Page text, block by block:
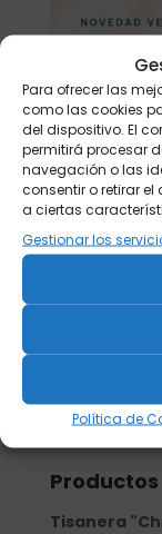
Para ofrecer las
como las cookies
del dispositivo. El
permitirá procesar
navegación o las
consentir o retirar
a ciertas
Gestionar los
Política de
Productos
Tisanera